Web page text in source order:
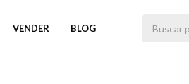
VENDER BLOG